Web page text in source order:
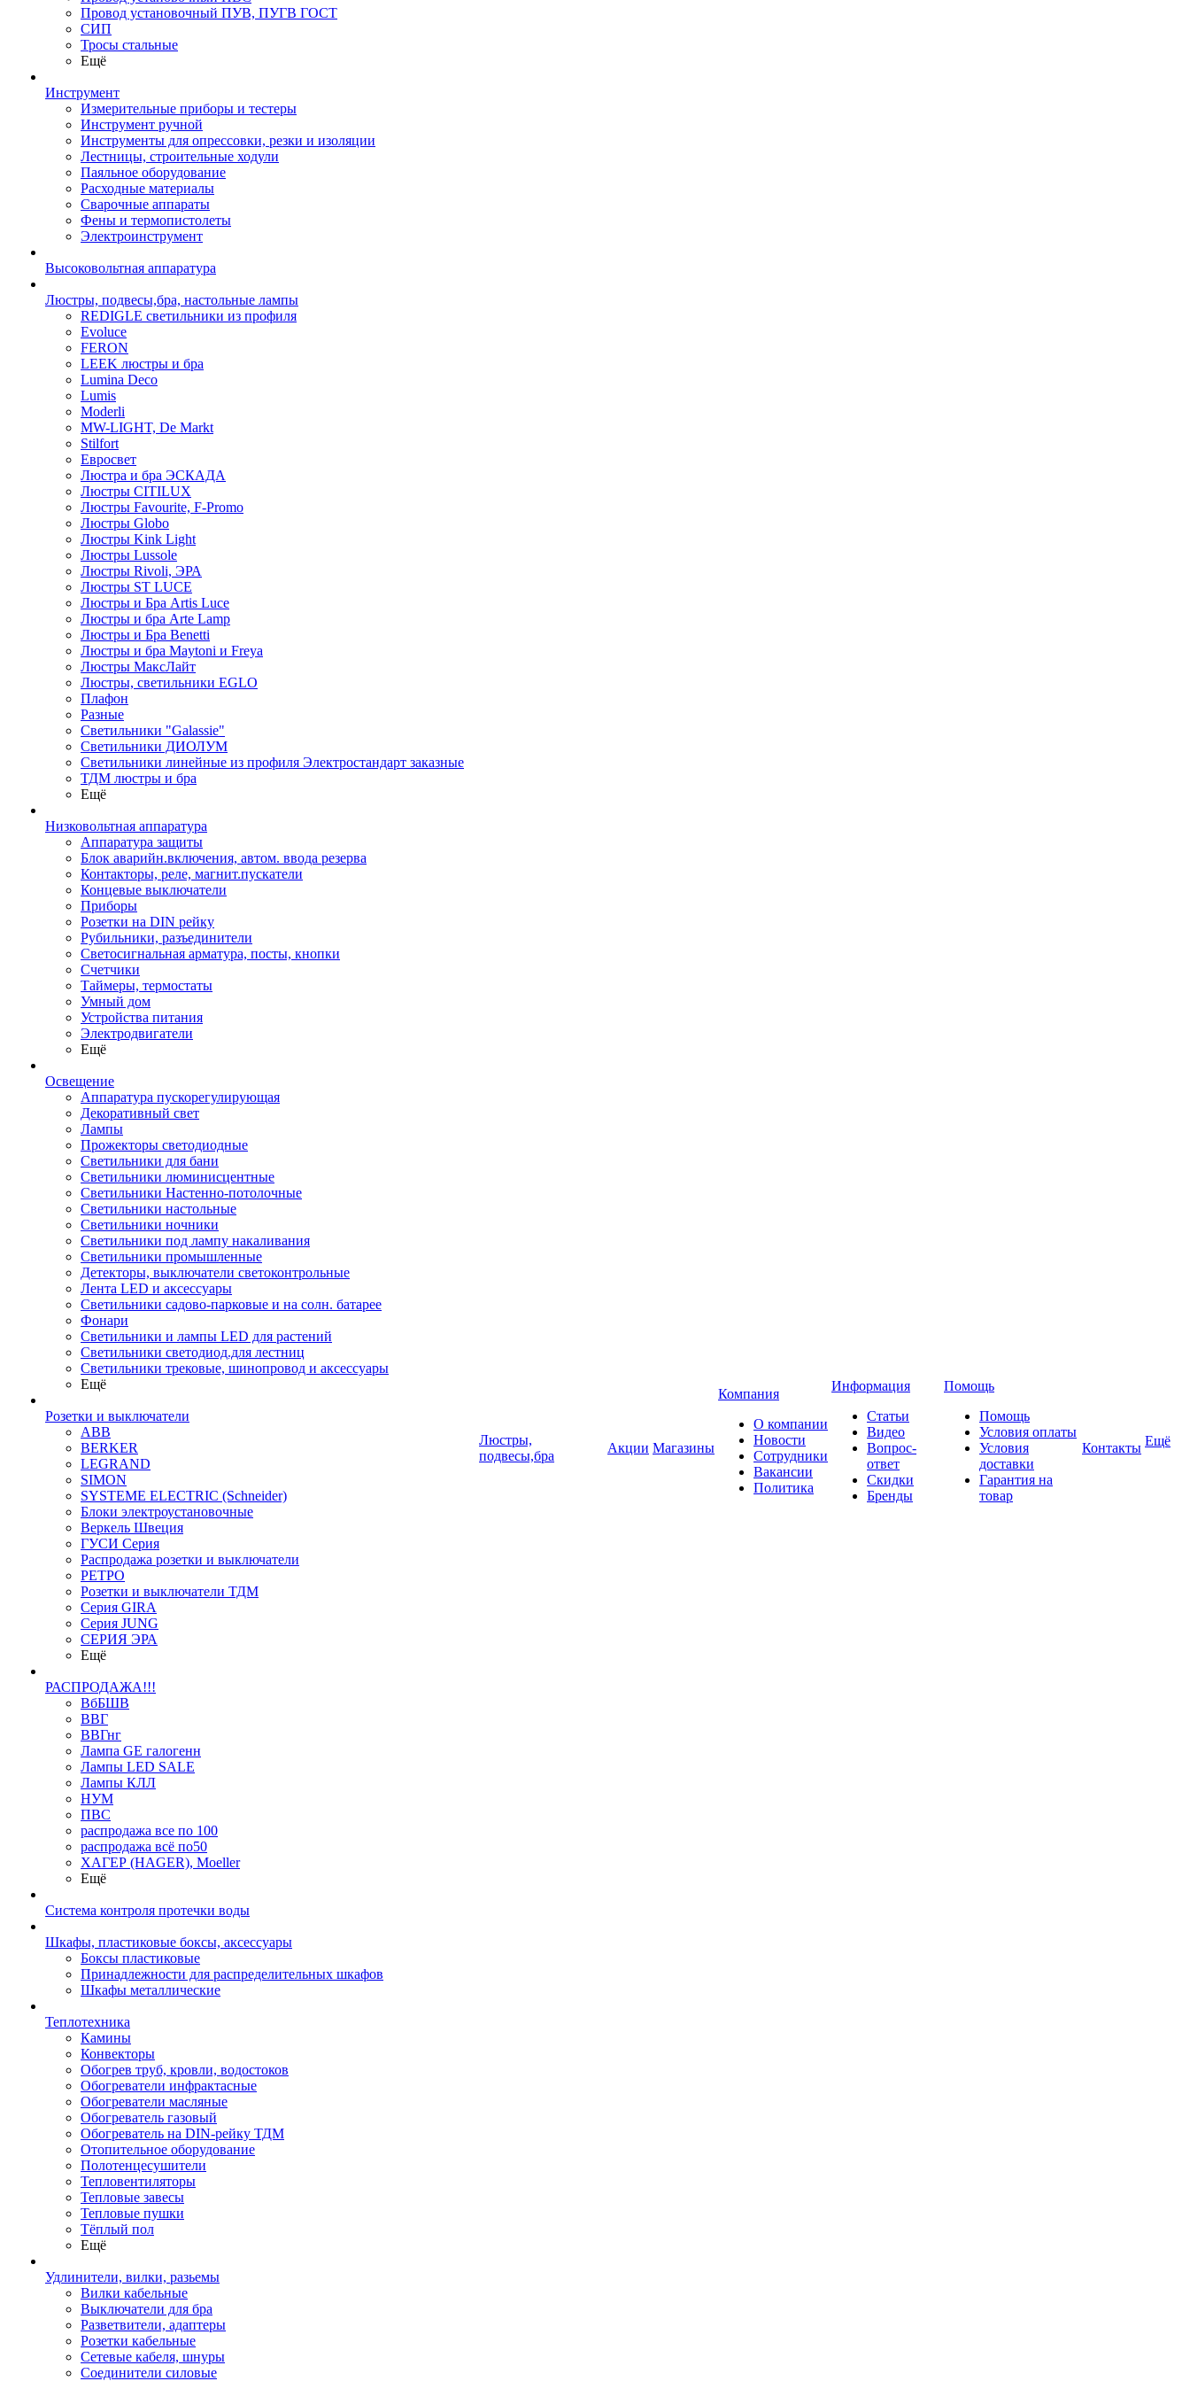
Провод установочный ПУВ, ПУГВ ГОСТ
СИП
Тросы стальные
Ещё
Инструмент
Измерительные приборы и тестеры
Инструмент ручной
Инструменты для опрессовки, резки и изоляции
Лестницы, строительные ходули
Паяльное оборудование
Расходные материалы
Сварочные аппараты
Фены и термопистолеты
Электроинструмент
Высоковольтная аппаратура
Люстры, подвесы,бра, настольные лампы
REDIGLE светильники из профиля
Evoluce
FERON
LEEK люстры и бра
Lumina Deco
Lumis
Moderli
MW-LIGHT, De Markt
Stilfort
Евросвет
Люстра и бра ЭСКАДА
Люстры CITILUX
Люстры Favourite, F-Promo
Люстры Globo
Люстры Kink Light
Люстры Lussole
Люстры Rivoli, ЭРА
Люстры ST LUCE
Люстры и Бра Artis Luce
Люстры и бра Arte Lamp
Люстры и Бра Benetti
Люстры и бра Maytoni и Freya
Люстры МаксЛайт
Люстры, светильники EGLO
Плафон
Разные
Светильники "Galassie"
Светильники ДИОЛУМ
Светильники линейные из профиля Электростандарт заказные
ТДМ люстры и бра
Ещё
Низковольтная аппаратура
Аппаратура защиты
Блок аварийн.включения, автом. ввода резерва
Контакторы, реле, магнит.пускатели
Концевые выключатели
Приборы
Розетки на DIN рейку
Рубильники, разъединители
Светосигнальная арматура, посты, кнопки
Счетчики
Таймеры, термостаты
Умный дом
Устройства питания
Электродвигатели
Ещё
Освещение
Аппаратура пускорегулирующая
Декоративный свет
Лампы
Прожекторы светодиодные
Светильники для бани
Светильники люминисцентные
Светильники Настенно-потолочные
Светильники настольные
Светильники ночники
Светильники под лампу накаливания
Светильники промышленные
Детекторы, выключатели светоконтрольные
Лента LED и аксессуары
Светильники садово-парковые и на солн. батарее
Фонари
Светильники и лампы LED для растений
Светильники светодиод.для лестниц
Светильники трековые, шинопровод и аксессуары
Ещё
Розетки и выключатели
ABB
BERKER
LEGRAND
SIMON
SYSTEME ELECTRIC (Schneider)
Блоки электроустановочные
Веркель Швеция
ГУСИ Серия
Распродажа розетки и выключатели
РЕТРО
Розетки и выключатели ТДМ
Серия GIRA
Серия JUNG
СЕРИЯ ЭРА
Ещё
РАСПРОДАЖА!!!
ВбБШВ
ВВГ
ВВГнг
Лампа GE галогенн
Лампы LED SALE
Лампы КЛЛ
НУМ
ПВС
распродажа все по 100
распродажа всё по50
ХАГЕР (HAGER), Moeller
Ещё
Система контроля протечки воды
Шкафы, пластиковые боксы, аксессуары
Боксы пластиковые
Принадлежности для распределительных шкафов
Шкафы металлические
Теплотехника
Камины
Конвекторы
Обогрев труб, кровли, водостоков
Обогреватели инфрактасные
Обогреватели масляные
Обогреватель газовый
Обогреватель на DIN-рейку ТДМ
Отопительное оборудование
Полотенцесушители
Тепловентиляторы
Тепловые завесы
Тепловые пушки
Тёплый пол
Ещё
Удлинители, вилки, разьемы
Вилки кабельные
Выключатели для бра
Разветвители, адаптеры
Розетки кабельные
Сетевые кабеля, шнуры
Соединители силовые
Люстры,
подвесы,бра
Акции Магазины
Компания
О компании
Новости
Сотрудники
Вакансии
Политика
Информация
Статьи
Видео
Вопрос-
ответ
Скидки
Бренды
Помощь
Помощь
Условия оплаты
Условия
доставки
Гарантия на
товар
Контакты Ещё